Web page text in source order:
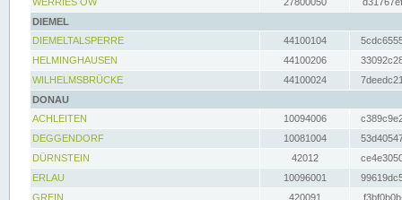
DIEMEL
DIEMELTALSPERRE
44100104
HELMINGHAUSEN
44100206
WILHELMSBRÜCKE
44100024
DONAU
ACHLEITEN
10094006
DEGGENDORF
10081004
DÜRNSTEIN
42012
ERLAU
10096001
GREIN
420091